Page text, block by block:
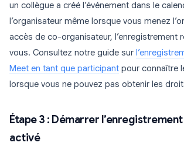
un collègue a créé l’événement dans le
l’organisateur même lorsque vous menez
accès de co-organisateur, l’enregistrement
vous. Consultez notre guide sur
Meet en tant que participant pour connaître
lorsque vous ne pouvez pas obtenir les
Étape 3 : Démarrer
activé